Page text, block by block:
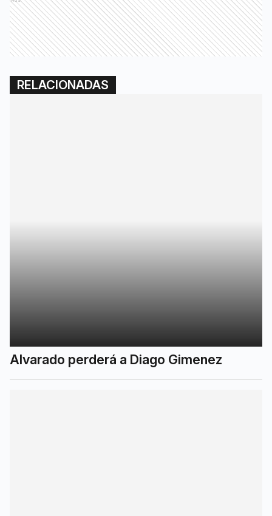
RELACIONADAS
Alvarado perderá a Diago Gimenez